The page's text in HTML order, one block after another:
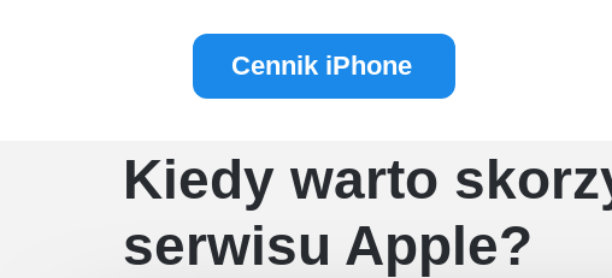
Cennik iPhone
Kiedy warto
serwisu Apple?